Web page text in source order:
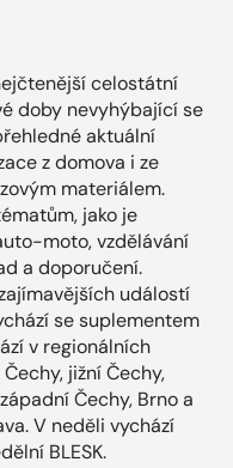
celostátní
doby nevyhýbající se
aktuální
z domova i ze
materiálem.
jako je
moto, vzdělávání
a doporučení.
událostí
se suplementem
v regionálních
jižní Čechy,
Čechy, Brno a
V neděli vychází
BLESK.